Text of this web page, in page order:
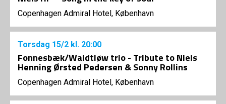
Copenhagen Admiral Hotel, København
Torsdag 15/2 kl. 20:00
Fonnesbæk/Waidtløw trio - Tribute to Niels
Henning Ørsted Pedersen & Sonny Rollins
Copenhagen Admiral Hotel, København